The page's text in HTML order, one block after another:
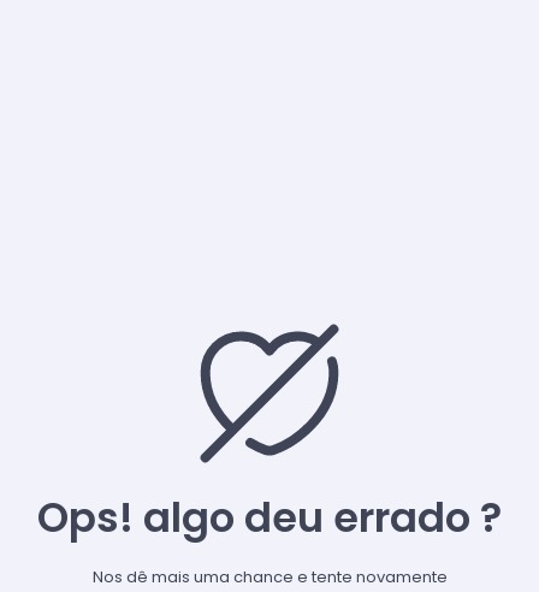
Ops! algo deu errado ?
Nos dê mais uma chance e tente novamente